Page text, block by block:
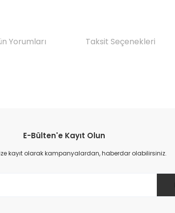
Yorumları Taksit Seçenekleri
görüntülenemiyor.
bulunuyor.
E-Bülten'e Kayıt Olun
kayıt olarak kampanyalardan, haberdar olabilirsiniz.